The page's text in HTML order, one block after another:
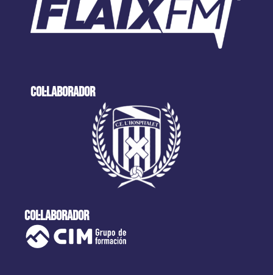
col·laborador
col·laborador